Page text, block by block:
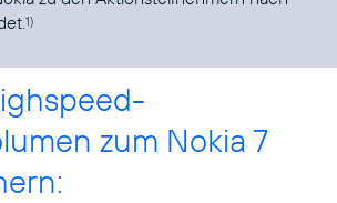
1)
zum Nokia 7